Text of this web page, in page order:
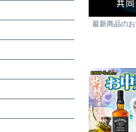
最新商品の